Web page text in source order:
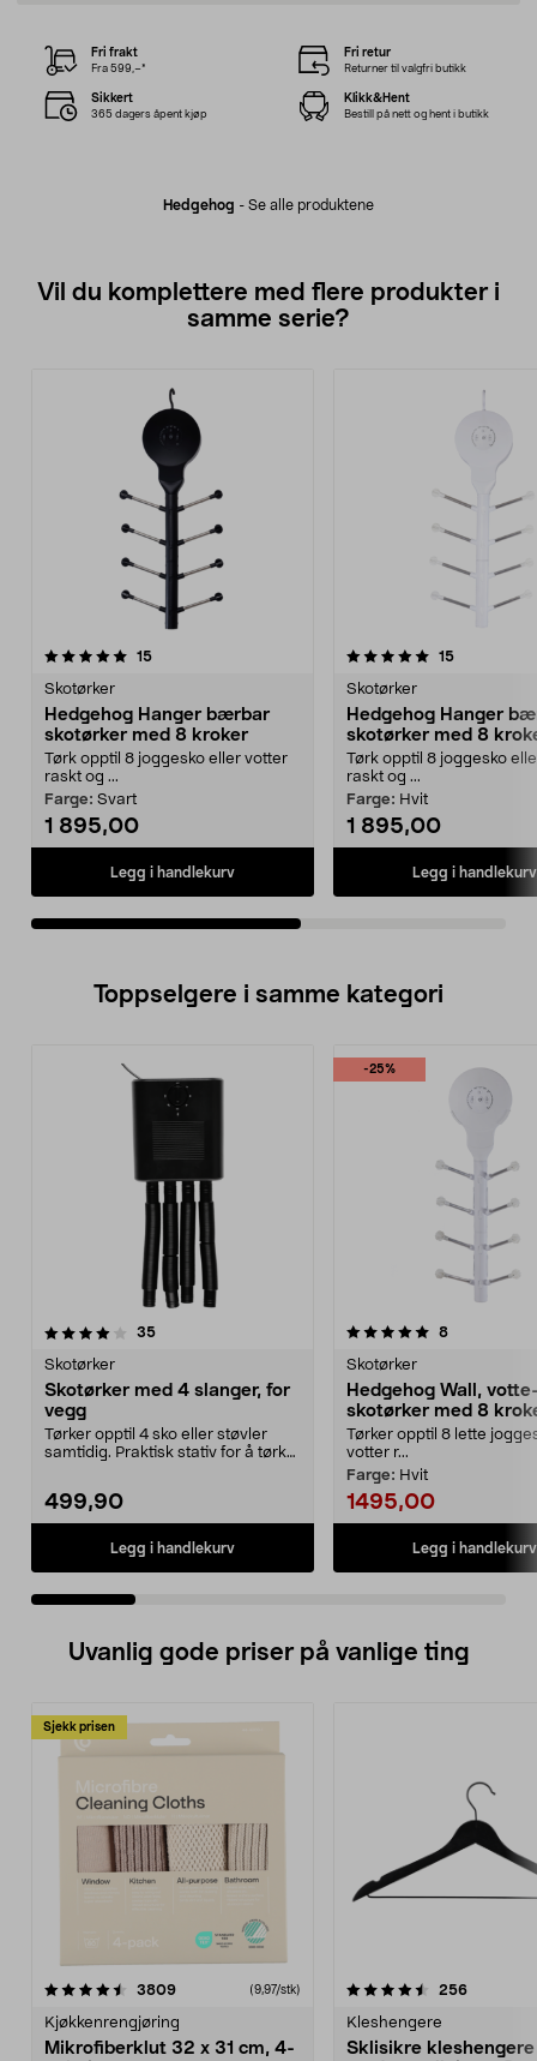
Hedgehog - Se alle produktene
Fri frakt
Fra 599,–*
Fri retur
Returner til valgfri butikk
Sikkert
365 dagers åpent kjøp
Klikk&Hent
Bestill på nett og hent i butikk
Vil du komplettere med flere produkter i
samme serie?
15anmeldelser
Skotørker
Hedgehog Hanger bærbar
skotørker med 8 kroker
Tørk opptil 8 joggesko eller votter
raskt og ...
Farge: Svart
1 895,00
Legg i handlekurv
5.0av 5 stjerner 15anmeldelser
Skotørker
Hedgehog Hanger
skotørker med 8
Tørk opptil 8 joggesko
raskt og ...
Farge: Hvit
1 895,00
Legg i handlekurv
4.5av 5 stjerner
Toppselgere i samme kategori
35anmeldelser
Skotørker
Skotørker med 4 slanger, for
vegg
Tørker opptil 4 sko eller støvler
samtidig. Praktisk stativ for å tørke
499,90
Legg i handlekurv
-25%
5.0 av 5 stjerner 8anmeldelser
Skotørker
Hedgehog Wall,
skotørker med 8
Tørker opptil 8 lette
votter r...
Farge: Hvit
1495,00
Legg i handlekurv
5.0 av 5 stjerner
Uvanlig gode priser på vanlige ting
Sjekk prisen
3809anmeldelser(9,97/stk)
Kjøkkenrengjøring
Mikrofiberklut 32 x 31 cm, 4-
4.5av 5 stjerner 256
Kleshengere
Sklisikre
4.5av 5 stjerner